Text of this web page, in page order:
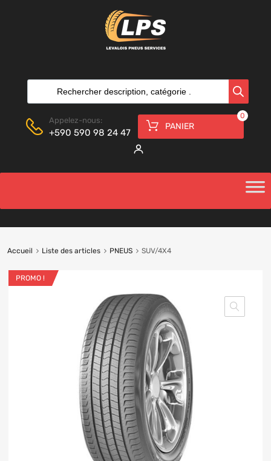
Appelez-nous:
+590 590 98 24 47
PANIER
0
Accueil Liste des articles PNEUS SUV/4X4
PROMO !